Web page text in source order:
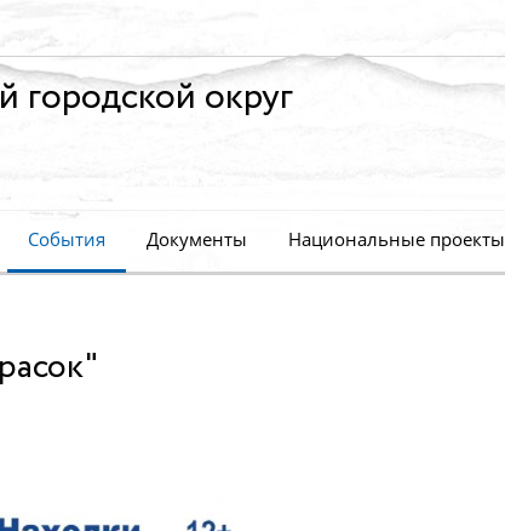
городской округ
События Документы Национальные проекты